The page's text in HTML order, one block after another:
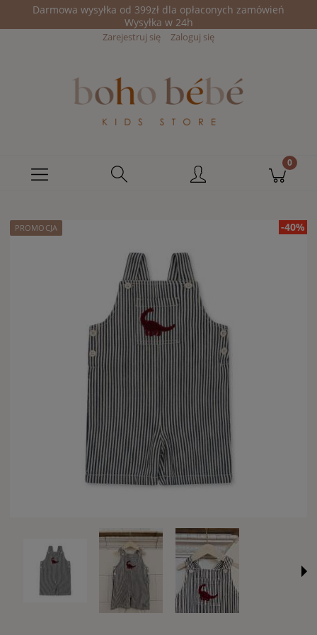
Darmowa wysyłka od 399zł dla opłaconych zamówień
Wysyłka w 24h
Zarejestruj się Zaloguj się
PROMOCJA -40%